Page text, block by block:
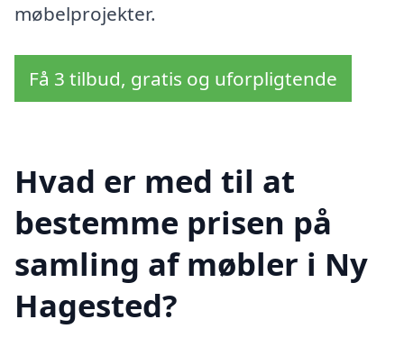
møbelprojekter.
Få 3 tilbud, gratis og uforpligtende
Hvad er med til at
bestemme prisen på
samling af møbler i Ny
Hagested?